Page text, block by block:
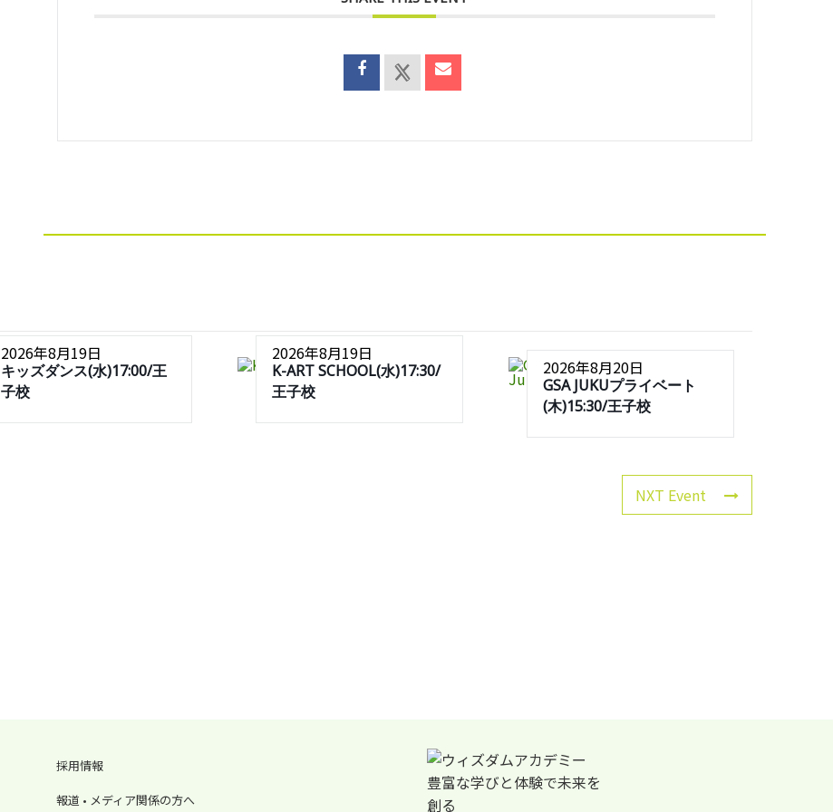
2026年8月19日
キッズダンス(水)17:00/王
子校
2026年8月19日
K-ART SCHOOL(水)17:30/
王子校
2026年8月20日
GSA JUKUプライベート
(木)15:30/王子校
NXT Event
採用情報
報道 • メディア関係の方へ